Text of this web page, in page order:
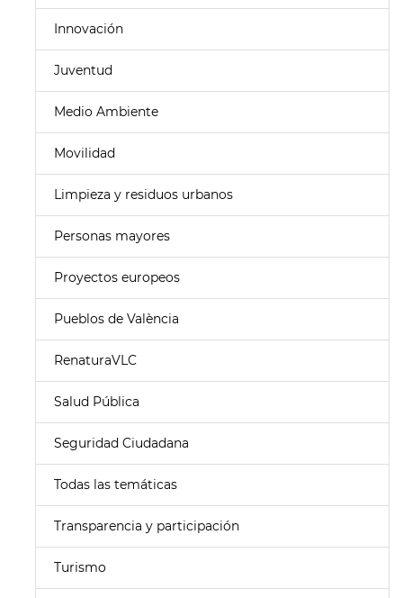
Innovación
Juventud
Medio Ambiente
Movilidad
Limpieza y residuos urbanos
Personas mayores
Proyectos europeos
Pueblos de València
RenaturaVLC
Salud Pública
Seguridad Ciudadana
Todas las temáticas
Transparencia y participación
Turismo